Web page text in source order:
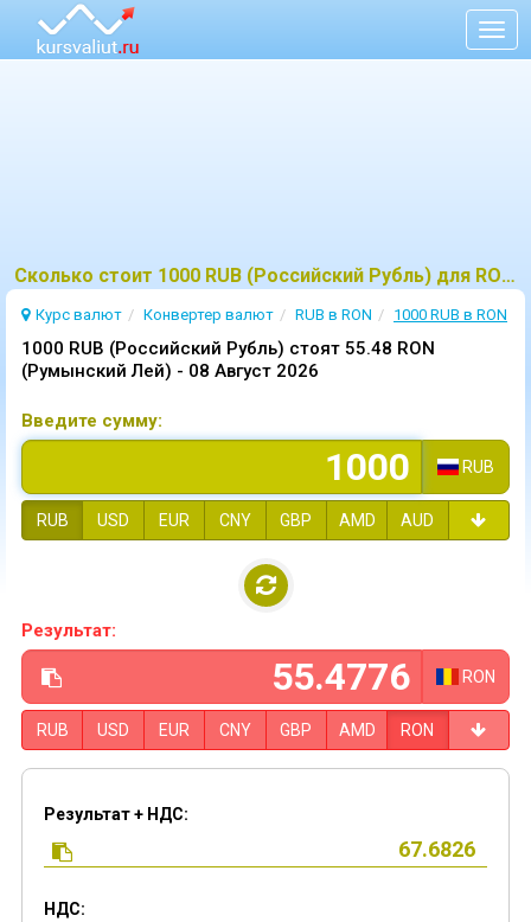
Сколько стоит 1000 RUB (Российский Рубль) для RON (Румынский Лей)?
Курс валют Конвертер валют RUB в RON 1000 RUB в RON
1000 RUB (Российский Рубль) стоят 55.48 RON
(Румынский Лей) - 08 Август 2026
Введите сумму:
RUB
RUB USD EUR CNY GBP AMD AUD
Результат:
RON
RUB USD EUR CNY GBP AMD RON
Результат + НДС:
НДС: